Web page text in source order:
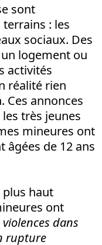
sont
: les
sociaux. Des
logement ou
activités
réalité rien
Ces annonces
très jeunes
mineures ont
âgées de 12 ans
plus haut
ont
dans
rupture